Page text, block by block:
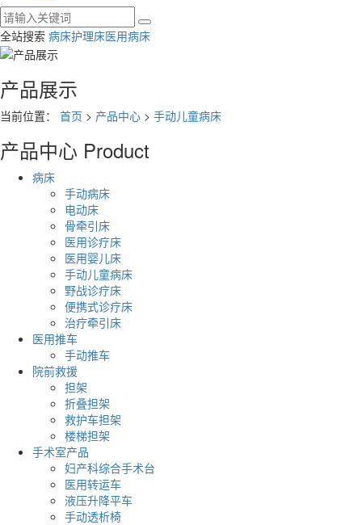
全站搜索 病床护理床医用病床
产品展示
当前位置： 首页 > 产品中心 > 手动儿童病床
产品中心 Product
病床
手动病床
电动床
骨牵引床
医用诊疗床
医用婴儿床
手动儿童病床
野战诊疗床
便携式诊疗床
治疗牵引床
医用推车
手动推车
院前救援
担架
折叠担架
救护车担架
楼梯担架
手术室产品
妇产科综合手术台
医用转运车
液压升降平车
手动透析椅